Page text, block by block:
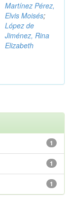
Martínez Pérez,
Elvis Moisés;
López de
Jiménez, Rina
Elizabeth
1
1
1